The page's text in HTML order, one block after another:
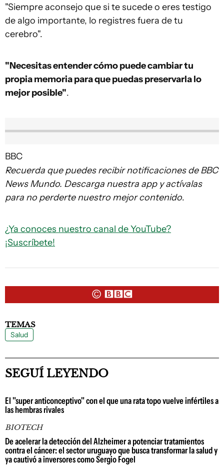
"Siempre aconsejo que si te sucede o eres testigo
de algo importante, lo registres fuera de tu
cerebro".
"Necesitas entender cómo puede cambiar tu
propia memoria para que puedas preservarla lo
mejor posible".
BBC
Recuerda que puedes recibir notificaciones de BBC
News Mundo. Descarga nuestra app y actívalas
para no perderte nuestro mejor contenido.
¿Ya conoces nuestro canal de YouTube?
¡Suscríbete!
TEMAS
Salud
SEGUÍ LEYENDO
El "super anticonceptivo" con el que una rata topo vuelve infértiles a
las hembras rivales
BIOTECH
De acelerar la detección del Alzheimer a potenciar tratamientos
contra el cáncer: el sector uruguayo que busca transformar la salud y
ya cautivó a inversores como Sergio Fogel